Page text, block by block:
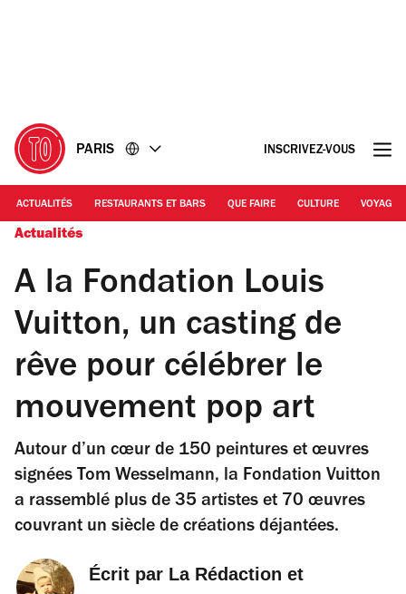
PARIS INSCRIVEZ-VOUS
ACTUALITÉS RESTAURANTS ET BARS QUE FAIRE CULTURE VOYAGE
Actualités
A la Fondation Louis
Vuitton, un casting de
rêve pour célébrer le
mouvement pop art
Autour d’un cœur de 150 peintures et œuvres
signées Tom Wesselmann, la Fondation Vuitton
a rassemblé plus de 35 artistes et 70 œuvres
couvrant un siècle de créations déjantées.
Écrit par La Rédaction et